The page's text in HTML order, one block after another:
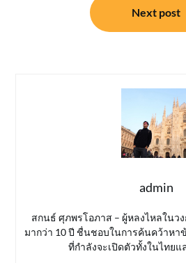
Next post
admin
สกนธ์ ศุภพรโอภาส – ผู้หลงไหลในว
มากว่า 10 ปี ชื่นชอบในการค้นคว้าหา
ที่กำลังจะเปิดตัวทั้งในไทยแ